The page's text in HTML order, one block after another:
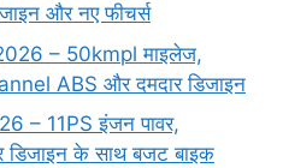
और नए फीचर्स
– 50kmpl माइलेज,
ABS और दमदार डिजाइन
– 11PS इंजन पावर,
के साथ बजट बाइक